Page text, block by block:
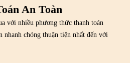
An Toàn
với nhiều phương thức thanh toán
nhanh chóng thuận tiện nhất đến với